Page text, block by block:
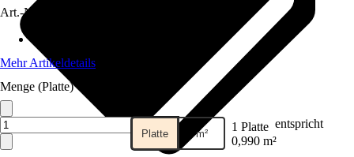
Art.-Nr.
Mehr Artikeldetails
Menge (Platte)
Platte m² 1 Platte entspricht
0,990 m²